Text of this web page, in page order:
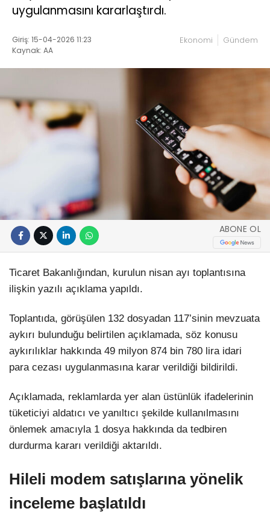
uygulanmasını kararlaştırdı.
Giriş: 15-04-2026 11:23
Kaynak: AA
Ekonomi Gündem
ABONE OL
Ticaret Bakanlığından, kurulun nisan ayı toplantısına
ilişkin yazılı açıklama yapıldı.
Toplantıda, görüşülen 132 dosyadan 117’sinin mevzuata
aykırı bulunduğu belirtilen açıklamada, söz konusu
aykırılıklar hakkında 49 milyon 874 bin 780 lira idari
para cezası uygulanmasına karar verildiği bildirildi.
Açıklamada, reklamlarda yer alan üstünlük ifadelerinin
tüketiciyi aldatıcı ve yanıltıcı şekilde kullanılmasını
önlemek amacıyla 1 dosya hakkında da tedbiren
durdurma kararı verildiği aktarıldı.
Hileli modem satışlarına yönelik
inceleme başlatıldı